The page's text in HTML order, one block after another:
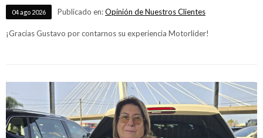
04ago 2026 Publicado en:Opinión de Nuestros Clientes
¡Gracias Gustavo por contarnos su experiencia Motorlider!